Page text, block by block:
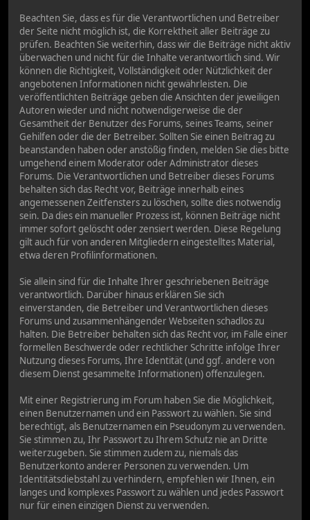
Beachten Sie, dass es für die Verantwortlichen und Betreiber
der Seite nicht möglich ist, die Korrektheit aller Beiträge zu
prüfen. Beachten Sie weiterhin, dass wir die Beiträge nicht aktiv
überwachen und nicht für die Inhalte verantwortlich sind. Wir
können die Richtigkeit, Vollständigkeit oder Nützlichkeit der
angebotenen Informationen nicht gewährleisten. Die
veröffentlichten Beiträge geben die Ansichten der jeweiligen
Autoren wieder und nicht notwendigerweise die der
Gesamtheit der Benutzer des Forums, seines Teams, seiner
Gehilfen oder die der Betreiber. Sollten Sie einen Beitrag zu
beanstanden haben oder anstößig finden, melden Sie dies bitte
umgehend einem Moderator oder Administrator dieses
Forums. Die Verantwortlichen und Betreiber dieses Forums
behalten sich das Recht vor, Beiträge innerhalb eines
angemessenen Zeitfensters zu löschen, sollte dies notwendig
sein. Da dies ein manueller Prozess ist, können Beiträge nicht
immer sofort gelöscht oder zensiert werden. Diese Regelung
gilt auch für von anderen Mitgliedern eingestelltes Material,
etwa deren Profilinformationen.
Sie allein sind für die Inhalte Ihrer geschriebenen Beiträge
verantwortlich. Darüber hinaus erklären Sie sich
einverstanden, die Betreiber und Verantwortlichen dieses
Forums und zusammenhängender Webseiten schadlos zu
halten. Die Betreiber behalten sich das Recht vor, im Falle einer
formellen Beschwerde oder rechtlicher Schritte infolge Ihrer
Nutzung dieses Forums, Ihre Identität (und ggf. andere von
diesem Dienst gesammelte Informationen) offenzulegen.
Mit einer Registrierung im Forum haben Sie die Möglichkeit,
einen Benutzernamen und ein Passwort zu wählen. Sie sind
berechtigt, als Benutzernamen ein Pseudonym zu verwenden.
Sie stimmen zu, Ihr Passwort zu Ihrem Schutz nie an Dritte
weiterzugeben. Sie stimmen zudem zu, niemals das
Benutzerkonto anderer Personen zu verwenden. Um
Identitätsdiebstahl zu verhindern, empfehlen wir Ihnen, ein
langes und komplexes Passwort zu wählen und jedes Passwort
nur für einen einzigen Dienst zu verwenden.